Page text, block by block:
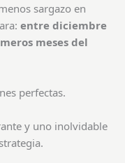
sargazo en
entre diciembre
meses del
perfectas.
y uno inolvidable